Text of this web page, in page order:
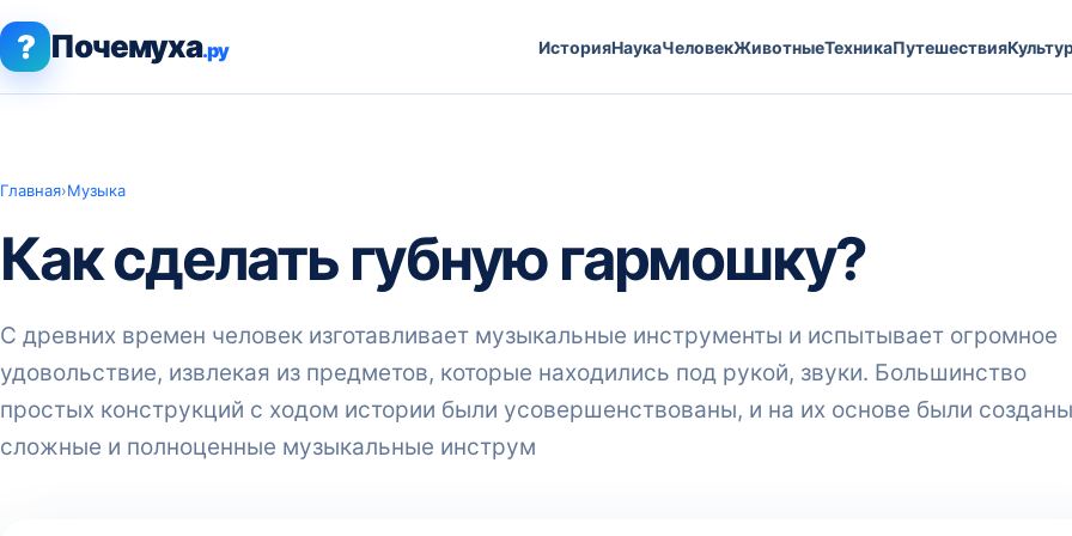
? Почемуха.ру ИсторияНаукаЧеловекЖивотныеТехникаПутешествия
Главная›Музыка
Как сделать губную гармошку?
С древних времен человек изготавливает музыкальные инструменты и испытывает огромное
удовольствие, извлекая из предметов, которые находились под рукой, звуки. Большинство
простых конструкций с ходом истории были усовершенствованы, и на их основе были созданы
сложные и полноценные музыкальные инструм